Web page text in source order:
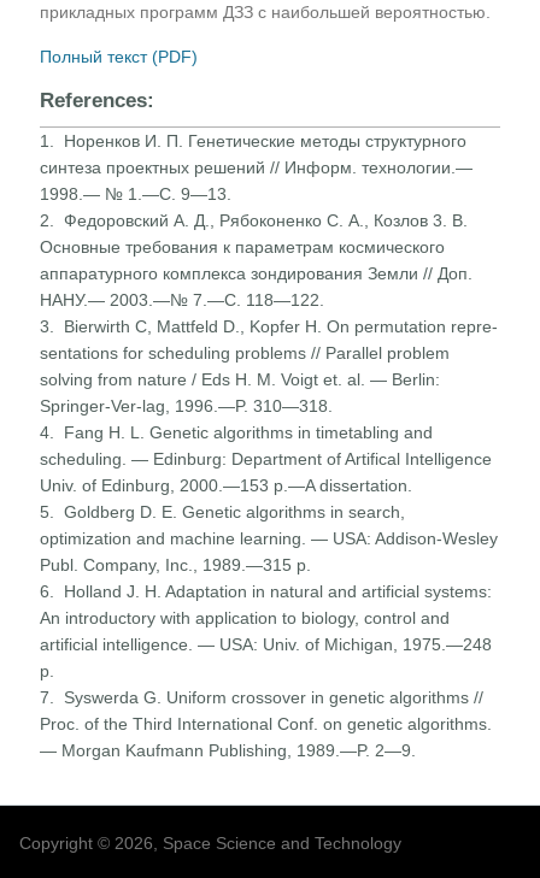
прикладных программ ДЗЗ с наибольшей вероятностью.
Полный текст (PDF)
References:
1. Норенков И. П. Генетические методы структурного
синтеза проектных решений // Информ. технологии.—
1998.— № 1.—С. 9—13.
2. Федоровский А. Д., Рябоконенко С. А., Козлов 3. В.
Основные требования к параметрам космического
аппара­турного комплекса зондирования Земли // Доп.
НАНУ.— 2003.—№ 7.—С. 118—122.
3. Bierwirth С, Mattfeld D., Kopfer H. On permutation repre­
sentations for scheduling problems // Parallel problem
solving from nature / Eds H. M. Voigt et. al. — Berlin:
Springer-Ver-lag, 1996.—P. 310—318.
4. Fang H. L. Genetic algorithms in timetabling and
scheduling. — Edinburg: Department of Artifical Intelligence
Univ. of Edinburg, 2000.—153 p.—A dissertation.
5. Goldberg D. E. Genetic algorithms in search,
optimization and machine learning. — USA: Addison-Wesley
Publ. Company, Inc., 1989.—315 p.
6. Holland J. H. Adaptation in natural and artificial systems:
An introductory with application to biology, control and
artificial intelligence. — USA: Univ. of Michigan, 1975.—248
p.
7. Syswerda G. Uniform crossover in genetic algorithms //
Proc. of the Third International Conf. on genetic algorithms.
— Morgan Kaufmann Publishing, 1989.—P. 2—9.
Copyright © 2026, Space Science and Technology